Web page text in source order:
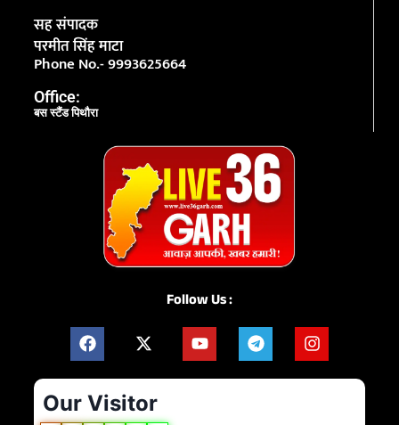
सह संपादक
परमीत सिंह माटा
Phone No.- 9993625664
Office:
बस स्टैंड पिथौरा
Follow Us :
Our Visitor